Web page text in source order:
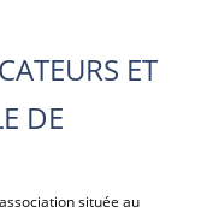
ET
DE
située au